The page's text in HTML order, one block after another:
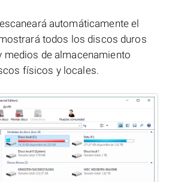
automáticamente el
todos los discos duros
medios de almacenamiento
físicos y locales.